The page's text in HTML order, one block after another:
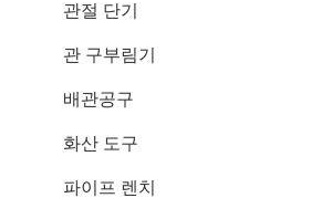
관절 단기
관 구부림기
배관공구
화산 도구
파이프 렌치